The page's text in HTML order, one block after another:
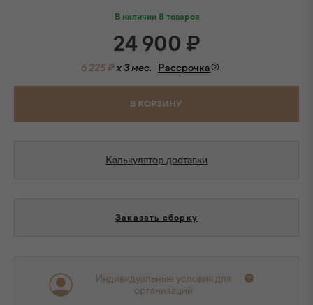
В наличии 8 товаров
24 900 ₽
6 225 ₽x 3 мес. Рассрочка
В КОРЗИНУ
Калькулятор доставки
Заказать сборку
Индивидуальные условия для
организаций